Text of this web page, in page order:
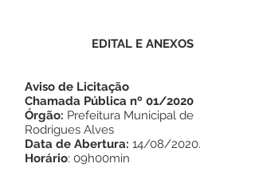
EDITAL E ANEXOS
Aviso de Licitação
Chamada Pública nº 01/2020
Órgão: Prefeitura Municipal de
Rodrigues Alves
Data de Abertura: 14/08/2020.
Horário: 09h00min